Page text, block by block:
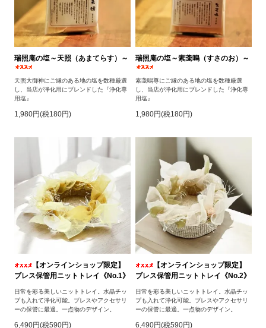
瑞照庵の塩～天照（あまてらす）～
天照大御神にご縁のある地の塩を数種厳選
し、当店が浄化用にブレンドした『浄化専
用塩』
1,980円(税180円)
瑞照庵の塩～素戔嗚（すさのお）～
素戔嗚尊にご縁のある地の塩を数種厳選
し、当店が浄化用にブレンドした『浄化専
用塩』
1,980円(税180円)
【オンラインショップ限定】
ブレス保管用ニットトレイ《No.1》
日常を彩る美しいニットトレイ。水晶チッ
プも入れて浄化可能。ブレスやアクセサリ
ーの保管に最適。一点物のデザイン。
6,490円(税590円)
【オンラインショップ限定】
ブレス保管用ニットトレイ《No.2》
日常を彩る美しいニットトレイ。水晶チッ
プも入れて浄化可能。ブレスやアクセサリ
ーの保管に最適。一点物のデザイン。
6,490円(税590円)